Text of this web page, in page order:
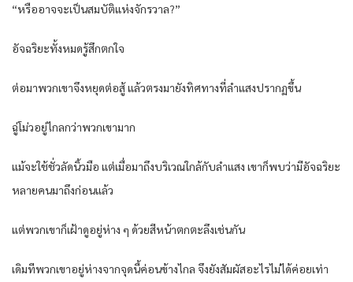
“หรืออาจจะเป็นสมบัติแห่งจักรวาล?”
อัจฉริยะทั้งหมดรู้สึกตกใจ
ต่อมาพวกเขาจึงหยุดต่อสู้ แล้วตรงมายังทิศทางที่ลำแสงปรากฏขึ้น
ฉู่โม่วอยู่ไกลกว่าพวกเขามาก
แม้จะใช้ชั่วลัดนิ้วมือ แต่เมื่อมาถึงบริเวณใกล้กับลำแสง เขาก็พบว่ามีอัจฉริยะ
หลายคนมาถึงก่อนแล้ว
แต่พวกเขาก็เฝ้าดูอยู่ห่าง ๆ ด้วยสีหน้าตกตะลึงเช่นกัน
เดิมทีพวกเขาอยู่ห่างจากจุดนี้ค่อนข้างไกล จึงยังสัมผัสอะไรไม่ได้ค่อยเท่า